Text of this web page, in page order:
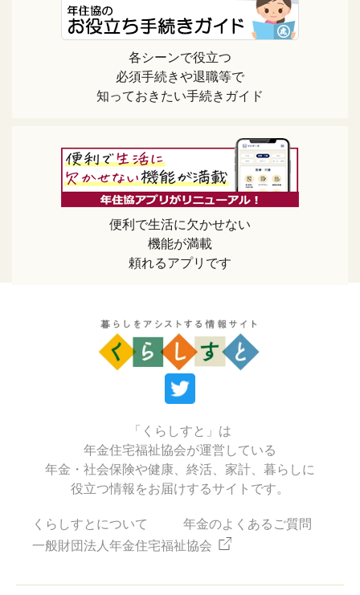
各シーンで役立つ
必須手続きや退職等で
知っておきたい手続きガイド
便利で生活に欠かせない
機能が満載
頼れるアプリです
「くらしすと」は
年金住宅福祉協会が運営している
年金・社会保険や健康、終活、家計、暮らしに
役立つ情報をお届けするサイトです。
くらしすとについて
年金のよくあるご質問
一般財団法人年金住宅福祉協会